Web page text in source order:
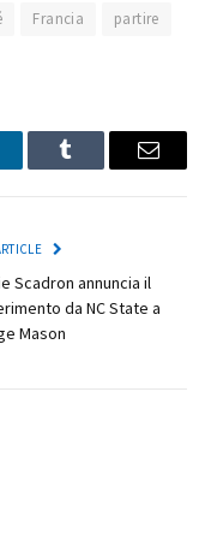
Francia
partire
Tumblr Email
Scadron annuncia il
da NC State a
Mason